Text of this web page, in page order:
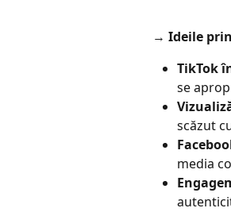
→ Ideile
TikTok
se
scăzut
media